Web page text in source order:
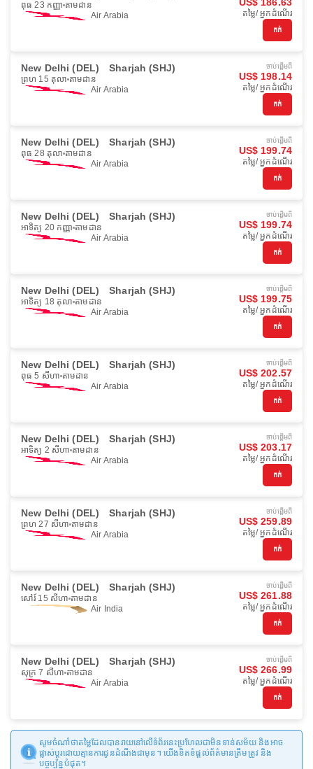
ពុធ 23 កញ្ញា តាមដាន
Air Arabia
តម្លៃ/ អ្នកដំណើរ
កក់
New Delhi (DEL) Sharjah (SHJ)
ព្រហ 15 តុលា តាមដាន
Air Arabia
ចាប់ផ្ដើមពី
US$ 198.14
តម្លៃ/ អ្នកដំណើរ
កក់
New Delhi (DEL) Sharjah (SHJ)
ពុធ 28 តុលា តាមដាន
Air Arabia
ចាប់ផ្ដើមពី
US$ 199.74
តម្លៃ/ អ្នកដំណើរ
កក់
New Delhi (DEL) Sharjah (SHJ)
អាទិត្យ 20 កញ្ញា តាមដាន
Air Arabia
ចាប់ផ្ដើមពី
US$ 199.74
តម្លៃ/ អ្នកដំណើរ
កក់
New Delhi (DEL) Sharjah (SHJ)
អាទិត្យ 18 តុលា តាមដាន
Air Arabia
ចាប់ផ្ដើមពី
US$ 199.75
តម្លៃ/ អ្នកដំណើរ
កក់
New Delhi (DEL) Sharjah (SHJ)
ពុធ 5 សីហា តាមដាន
Air Arabia
ចាប់ផ្ដើមពី
US$ 202.57
តម្លៃ/ អ្នកដំណើរ
កក់
New Delhi (DEL) Sharjah (SHJ)
អាទិត្យ 2 សីហា តាមដាន
Air Arabia
ចាប់ផ្ដើមពី
US$ 203.17
តម្លៃ/ អ្នកដំណើរ
កក់
New Delhi (DEL) Sharjah (SHJ)
ព្រហ 27 សីហា តាមដាន
Air Arabia
ចាប់ផ្ដើមពី
US$ 259.89
តម្លៃ/ អ្នកដំណើរ
កក់
New Delhi (DEL) Sharjah (SHJ)
សៅរ៍ 15 សីហា តាមដាន
Air India
ចាប់ផ្ដើមពី
US$ 261.88
តម្លៃ/ អ្នកដំណើរ
កក់
New Delhi (DEL) Sharjah (SHJ)
សុក្រ 7 សីហា តាមដាន
Air Arabia
ចាប់ផ្ដើមពី
US$ 266.99
តម្លៃ/ អ្នកដំណើរ
កក់
សូមចំណាំថាតម្លៃដែលបានរាយនៅលើទំព័រនេះប្រហែលជាមិនទាន់សម័យ និងអាច
ផ្លាស់ប្តូរដោយគ្មានការជូនដំណឹងជាមុន។ យើងខិតខំផ្តល់ព័ត៌មានត្រឹមត្រូវ និង
បច្ចុប្បន្នបំផុត។